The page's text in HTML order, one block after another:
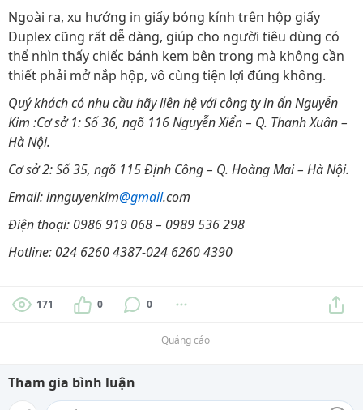
Ngoài ra, xu hướng in giấy bóng kính trên hộp giấy
Duplex cũng rất dễ dàng, giúp cho người tiêu dùng có
thể nhìn thấy chiếc bánh kem bên trong mà không cần
thiết phải mở nắp hộp, vô cùng tiện lợi đúng không.
Quý khách có nhu cầu hãy liên hệ với công ty in ấn Nguyễn
Kim :Cơ sở 1: Số 36, ngõ 116 Nguyễn Xiển – Q. Thanh Xuân –
Hà Nội.
Cơ sở 2: Số 35, ngõ 115 Định Công – Q. Hoàng Mai – Hà Nội.
Email: innguyenkim@gmail.com
Điện thoại: 0986 919 068 – 0989 536 298
Hotline: 024 6260 4387-024 6260 4390
171 0 0
Quảng cáo
Tham gia bình luận